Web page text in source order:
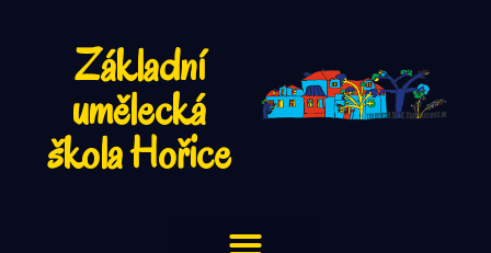
Základní
umělecká
škola Hořice